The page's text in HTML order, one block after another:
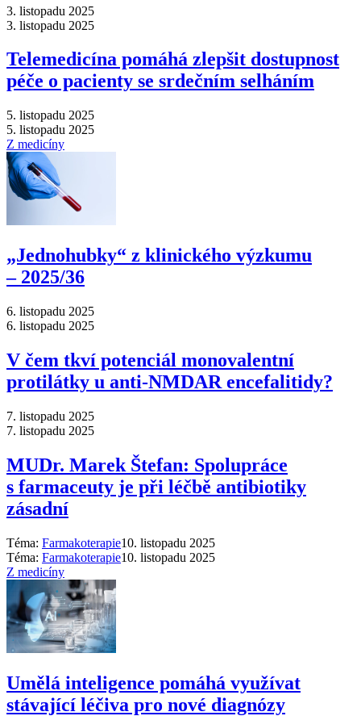
3. listopadu 2025
3. listopadu 2025
Telemedicína pomáhá zlepšit dostupnost
péče o pacienty se srdečním selháním
5. listopadu 2025
5. listopadu 2025
Z medicíny
„Jednohubky“ z klinického výzkumu
–⁠ 2025/36
6. listopadu 2025
6. listopadu 2025
V čem tkví potenciál monovalentní
protilátky u anti-NMDAR encefalitidy?
7. listopadu 2025
7. listopadu 2025
MUDr. Marek Štefan: Spolupráce
s farmaceuty je při léčbě antibiotiky
zásadní
Téma: Farmakoterapie10. listopadu 2025
Téma: Farmakoterapie10. listopadu 2025
Z medicíny
Umělá inteligence pomáhá využívat
stávající léčiva pro nové diagnózy